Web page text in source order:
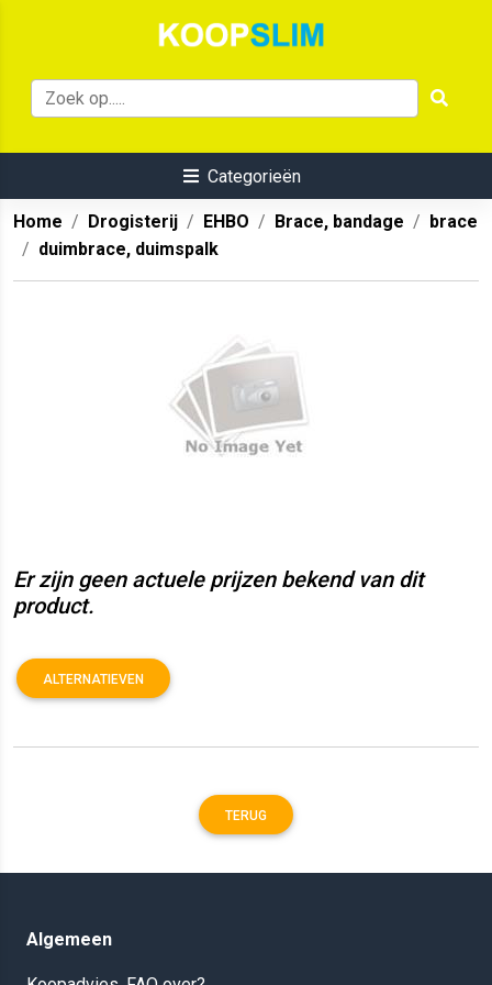
Categorieën
Home Drogisterij EHBO Brace, bandage
brace
duimbrace, duimspalk
Er zijn geen actuele prijzen bekend van dit
product.
ALTERNATIEVEN
TERUG
Algemeen